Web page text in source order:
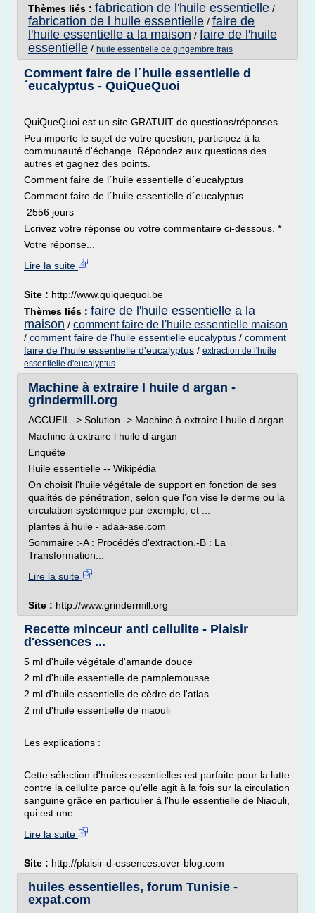
Thèmes liés : fabrication de l'huile essentielle /
fabrication de l huile essentielle / faire de
l'huile essentielle a la maison / faire de l'huile
essentielle / huile essentielle de gingembre frais
Comment faire de l´huile essentielle d
´eucalyptus - QuiQueQuoi
QuiQueQuoi est un site GRATUIT de questions/réponses.
Peu importe le sujet de votre question, participez à la
communauté d'échange. Répondez aux questions des
autres et gagnez des points.
Comment faire de l´huile essentielle d´eucalyptus
Comment faire de l´huile essentielle d´eucalyptus
2556 jours
Ecrivez votre réponse ou votre commentaire ci-dessous. *
Votre réponse...
Lire la suite
Site : http://www.quiquequoi.be
Thèmes liés : faire de l'huile essentielle a la
maison / comment faire de l'huile essentielle maison
/ comment faire de l'huile essentielle eucalyptus / comment
faire de l'huile essentielle d'eucalyptus / extraction de l'huile
essentielle d'eucalyptus
Machine à extraire l huile d argan -
grindermill.org
ACCUEIL -> Solution -> Machine à extraire l huile d argan
Machine à extraire l huile d argan
Enquête
Huile essentielle -- Wikipédia
On choisit l'huile végétale de support en fonction de ses
qualités de pénétration, selon que l'on vise le derme ou la
circulation systémique par exemple, et ...
plantes à huile - adaa-ase.com
Sommaire :-A : Procédés d'extraction.-B : La
Transformation...
Lire la suite
Site : http://www.grindermill.org
Recette minceur anti cellulite - Plaisir
d'essences ...
5 ml d'huile végétale d'amande douce
2 ml d'huile essentielle de pamplemousse
2 ml d'huile essentielle de cèdre de l'atlas
2 ml d'huile essentielle de niaouli
Les explications :
Cette sélection d'huiles essentielles est parfaite pour la lutte
contre la cellulite parce qu'elle agit à la fois sur la circulation
sanguine grâce en particulier à l'huile essentielle de Niaouli,
qui est une...
Lire la suite
Site : http://plaisir-d-essences.over-blog.com
huiles essentielles, forum Tunisie -
expat.com